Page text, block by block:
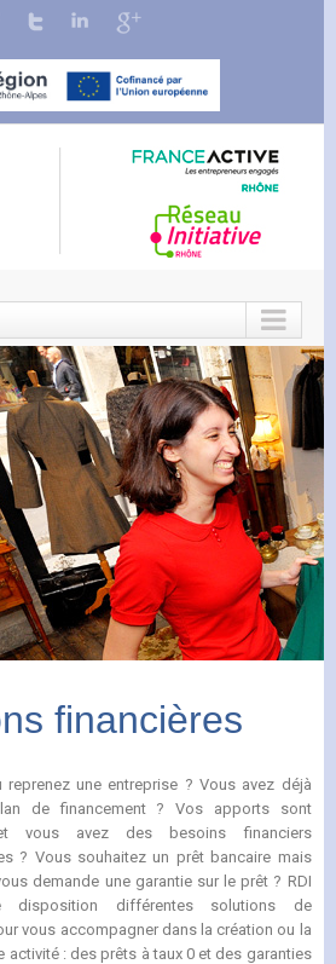
financières
reprenez une entreprise ? Vous avez déjà
de financement ? Vos apports sont
vous avez des besoins financiers
? Vous souhaitez un prêt bancaire mais
demande une garantie sur le prêt ? RDI
différentes solutions de
vous accompagner dans la création ou la
activité : des prêts à taux 0 et des garanties